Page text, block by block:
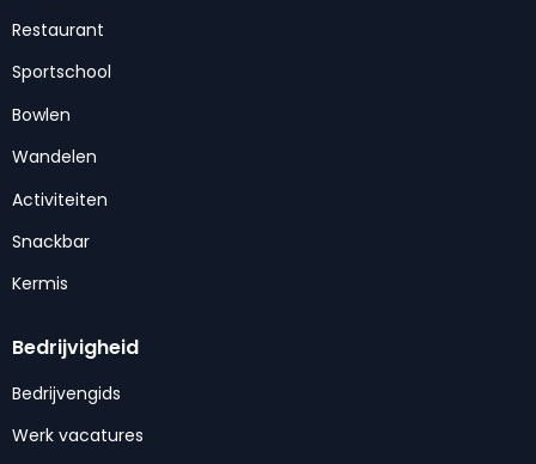
Restaurant
Sportschool
Bowlen
Wandelen
Activiteiten
Snackbar
Kermis
Bedrijvigheid
Bedrijvengids
Werk vacatures